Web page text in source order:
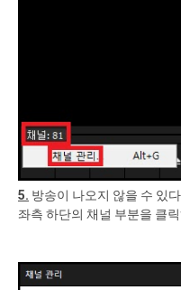
5. 방송이 나오지 않을 수 있다.
좌측 하단의 채널 부분을 클